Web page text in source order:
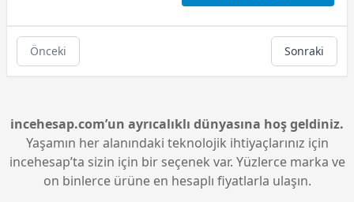
Önceki Sonraki
incehesap.com’un ayrıcalıklı dünyasına hoş geldiniz.
Yaşamın her alanındaki teknolojik ihtiyaçlarınız için
incehesap’ta sizin için bir seçenek var. Yüzlerce marka ve
on binlerce ürüne en hesaplı fiyatlarla ulaşın.